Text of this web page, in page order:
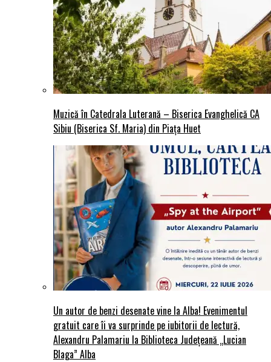
Muzică în Catedrala Luterană – Biserica Evanghelică CA
Sibiu (Biserica Sf. Maria) din Piaţa Huet
Un autor de benzi desenate vine la Alba! Evenimentul
gratuit care îi va surprinde pe iubitorii de lectură,
Alexandru Palamariu la Biblioteca Județeană „Lucian
Blaga” Alba